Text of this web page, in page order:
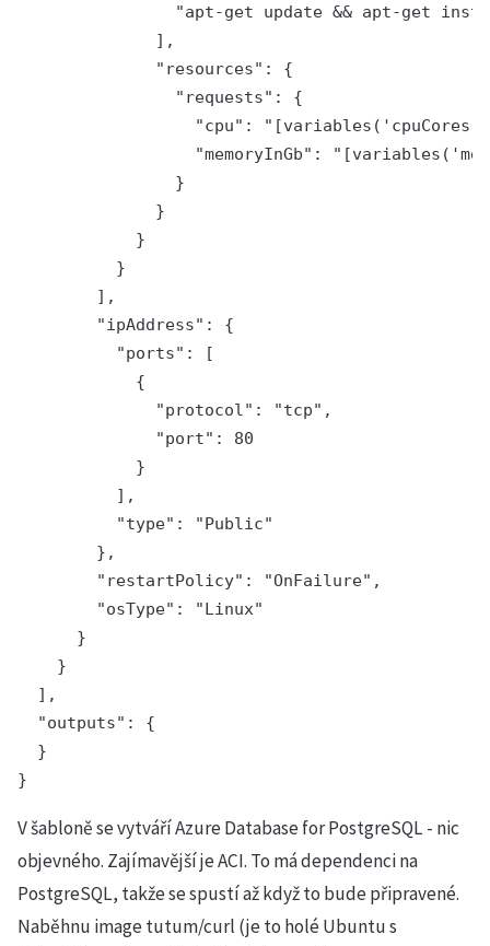
"apt-get update && apt-get
              ],
              "resources": {
                "requests": {
"cpu":
"memoryInGb":
                }
              }
            }
          }
        ],
        "ipAddress": {
          "ports": [
            {
              "protocol": "tcp",
              "port": 80
            }
          ],
          "type": "Public"
        },
        "restartPolicy": "OnFailure",
        "osType": "Linux"
      }
    }
  ],
  "outputs": {
  }
V šabloně se vytváří Azure Database for PostgreSQL - nic
objevného. Zajímavější je ACI. To má dependenci na
PostgreSQL, takže se spustí až když to bude připravené.
Naběhnu image tutum/curl (je to holé Ubuntu s